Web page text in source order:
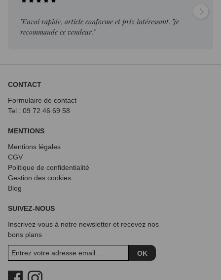
"Envoi rapide, article conforme et prix intéressant. Je
recommande ce vendeur."
CONTACT
Formulaire de contact
Tel : 09 72 46 69 58
MENTIONS
Mentions légales
CGV
Politique de confidentialité
Gestion des cookies
Blog
SUIVEZ-NOUS
Inscrivez-vous à notre newsletter et recevez nos
bons plans
OK